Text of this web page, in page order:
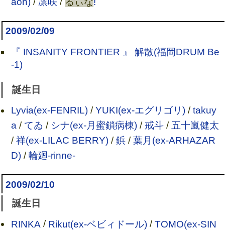
2009/02/09
『 INSANITY FRONTIER 』 解散(福岡DRUM Be
-1)
誕生日
Lyvia(ex-FENRIL)/YUKI(ex-エグリゴリ)/takuy
a / てゐ / シナ(ex-月蜜鎖病棟)/戒斗/ 五十嵐健太
/祥(ex-LILAC BERRY)/鋲/葉月(ex-ARHAZAR
D)/輪廻-rinne-
2009/02/10
誕生日
RINKA / Rikut(ex-ベビィドール)/TOMO(ex-SIN